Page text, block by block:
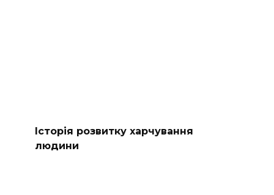
Історія розвитку харчування
людини